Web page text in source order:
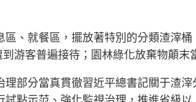
、就餐區，擺放著特別的分類渣滓
游客普遍接待；園林綠化放棄物顛
部分當真貫徹習近平總書記關于渣